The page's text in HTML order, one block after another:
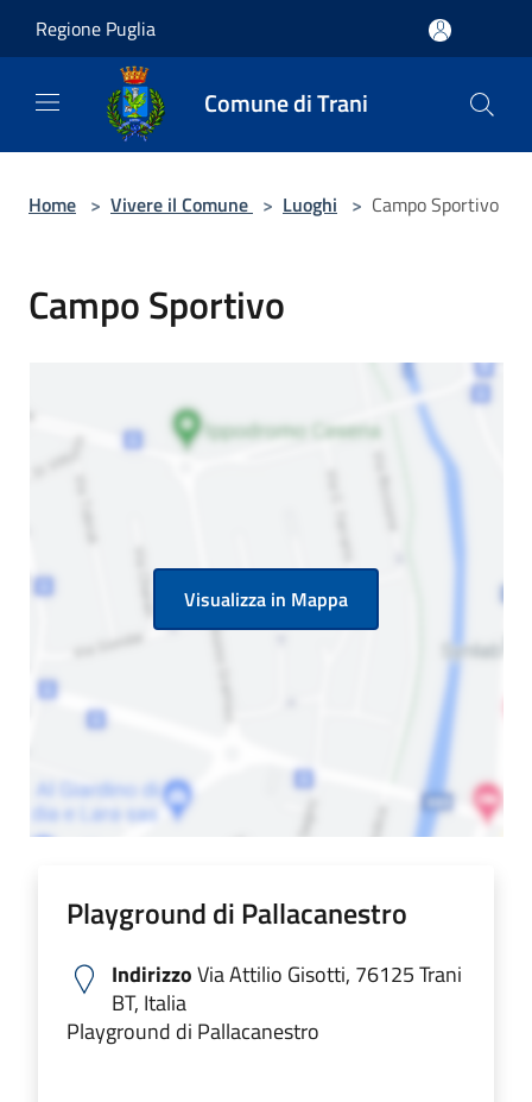
Regione Puglia
Comune di Trani
Home > Vivere il Comune > Luoghi > Campo Sportivo
Campo Sportivo
Visualizza in Mappa
Playground di Pallacanestro
IndirizzoVia Attilio Gisotti, 76125 Trani
BT, Italia
Playground di Pallacanestro